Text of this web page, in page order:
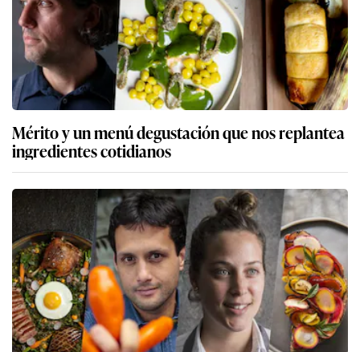
Mérito y un menú degustación que nos replantea
ingredientes cotidianos